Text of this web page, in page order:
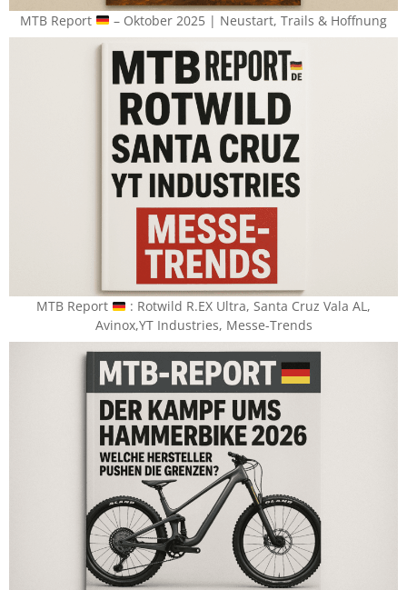
MTB Report – Oktober 2025 | Neustart, Trails & Hoffnung
MTB Report
​ : Rotwild R.EX Ultra, Santa Cruz Vala AL,
Avinox,YT Industries, Messe-Trends